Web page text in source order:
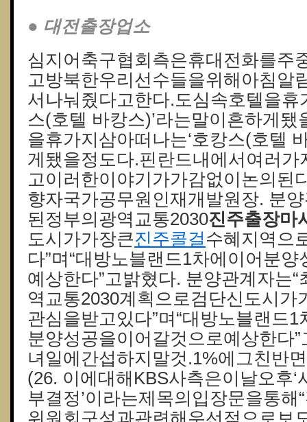
● 대전출장업소
심지어축구협회측은휴대전화를주
고방북한우리선수들을위해아침알
서나눠줬다고한다.도심속호텔을휴
스(호텔 바캉스)’라는말이흔하게
을휴가지삼아떠나는‘호캉스(호텔
게됐을정도다.핀란드내에서여러가
고이러한이야기가가감없이논의된
향자국가공무원인재개발원장. 분
된정부의광역교통2030진주출장마
도시가가장큰진주콜걸 수혜지역으
다”며“대방노블랜드1차에이어분
예상한다”고밝혔다. 분양관계자는
역교통2030계획으로검단신도시가
관심을받고있다”며“대방노블랜드1
분양성공을이어갈것으로예상한다
녀일에간섭하지말것.1%에그친반
(26. 이에대해KBS사측은이날오후
부결정’이라는제목의입장문을통해
위원회구성과관련해우선적으로보